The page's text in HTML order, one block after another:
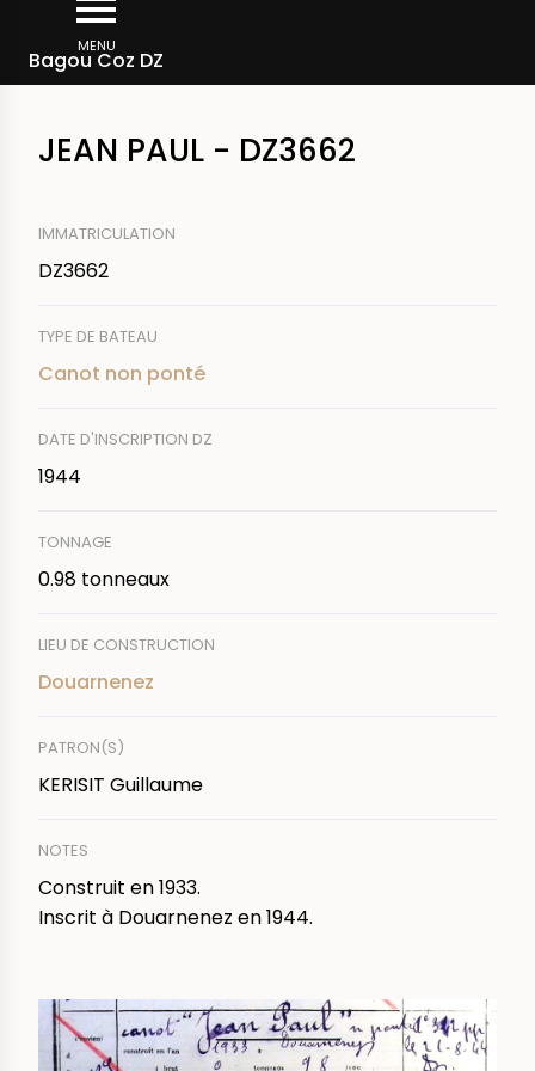
contenu
MENU
Bagou Coz DZ
d'Ariane
Rechercher un bateau
JEAN PAUL - DZ3662
IMMATRICULATION
DZ3662
TYPE DE BATEAU
Canot non ponté
DATE D'INSCRIPTION DZ
1944
TONNAGE
0.98 tonneaux
LIEU DE CONSTRUCTION
Douarnenez
PATRON(S)
KERISIT Guillaume
NOTES
Construit en 1933.
Inscrit à Douarnenez en 1944.
IMAGE